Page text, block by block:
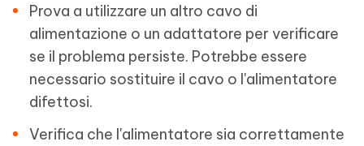
Prova a utilizzare un altro cavo di
alimentazione o un adattatore per verificare
se il problema persiste. Potrebbe essere
necessario sostituire il cavo o l'alimentatore
difettosi.
Verifica che l'alimentatore sia correttamente